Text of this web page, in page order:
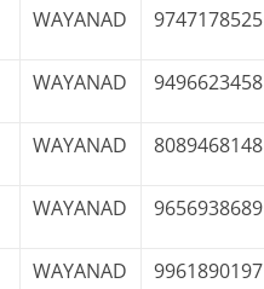
WAYANAD 9747178525
WAYANAD 9496623458
WAYANAD 8089468148
WAYANAD 9656938689
WAYANAD 9961890197